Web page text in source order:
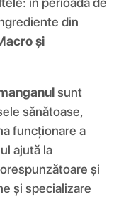
din
și
sunt
sănătoase,
funcționare a
ajută la
și
și specializare